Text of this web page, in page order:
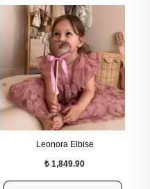
Leonora Elbise
₺ 1,849.90